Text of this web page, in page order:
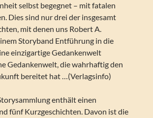
selbst begegnet – mit fatalen
Dies sind nur drei der insgesamt
mit denen uns Robert A.
Storyband Entführung in die
einzigartige Gedankenwelt
Gedankenwelt, die wahrhaftig den
bereitet hat …(Verlagsinfo)
enthält einen
fünf Kurzgeschichten. Davon ist die